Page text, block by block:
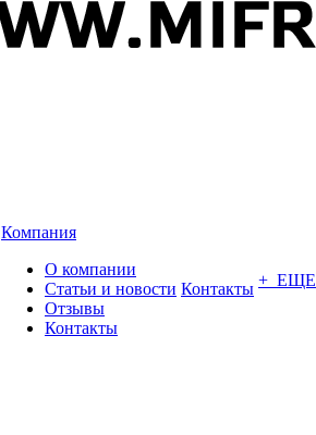
Компания
О компании
Статьи и новости
Отзывы
Контакты
Контакты + ЕЩЕ